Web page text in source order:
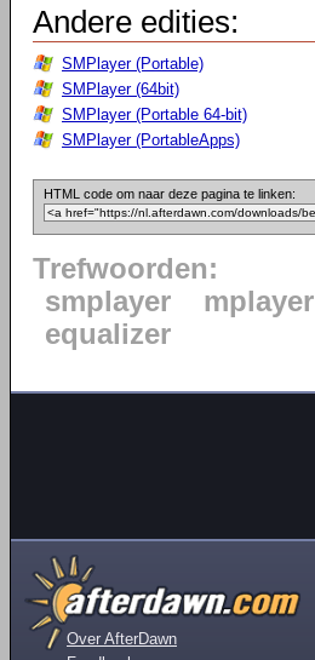
Andere edities:
SMPlayer (Portable)
SMPlayer (64bit)
SMPlayer (Portable 64-bit)
SMPlayer (PortableApps)
HTML code om naar deze pagina te linken:
Trefwoorden:
smplayer
mplayer
equalizer
Over AfterDawn